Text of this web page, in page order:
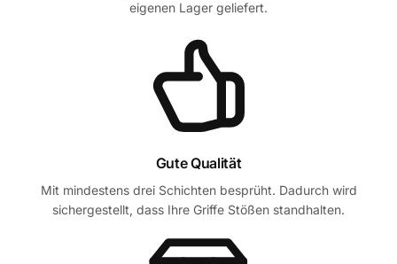
eigenen Lager geliefert.
Gute Qualität
Mit mindestens drei Schichten besprüht. Dadurch wird
sichergestellt, dass Ihre Griffe Stößen standhalten.